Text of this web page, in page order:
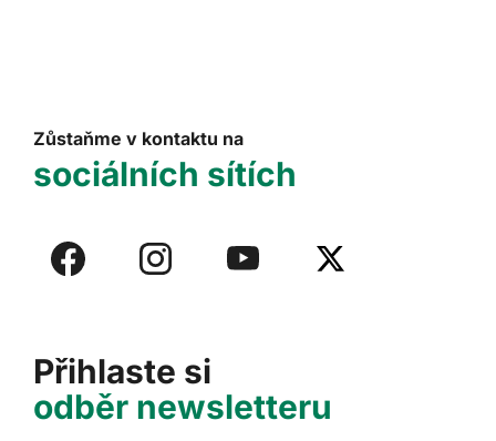
Přihlaste si
odběr newsletteru
Zůstaňme v kontaktu na
sociálních sítích